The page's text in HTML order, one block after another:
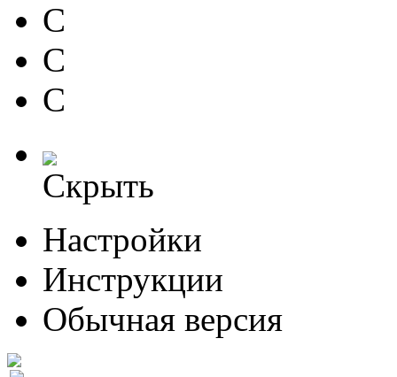
C
C
C
Скрыть
Настройки
Инструкции
Обычная версия